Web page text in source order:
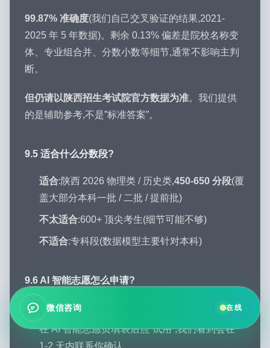
99.87% 准确度(我们自己交叉验证的结果,2021-
2025 年 5 年数据)。剩余 0.13% 偏差是院校名称变
体、专业组合并、分数小数等细节,通常不影响主判
断。
但仍请以陕西招生考试院官方数据为准。我们提供
的是辅助参考,不是”标准答案”。
9.5 适合什么分数段?
适合:陕西 2026 物理类 / 历史类,450-650 分段(覆
盖大部分本科一批 / 二批 / 提前批)
不太适合:600+ 顶尖考生(细节可能不够)
不适合:专科段(数据模型主要针对本科)
9.6 AI 智能志愿怎么申请?
目前只对熟悉的家庭开放
在 AI 智能志愿页填表后点”试用”,我们看到会在
1-2 天内联系你确认
微信咨询 在线